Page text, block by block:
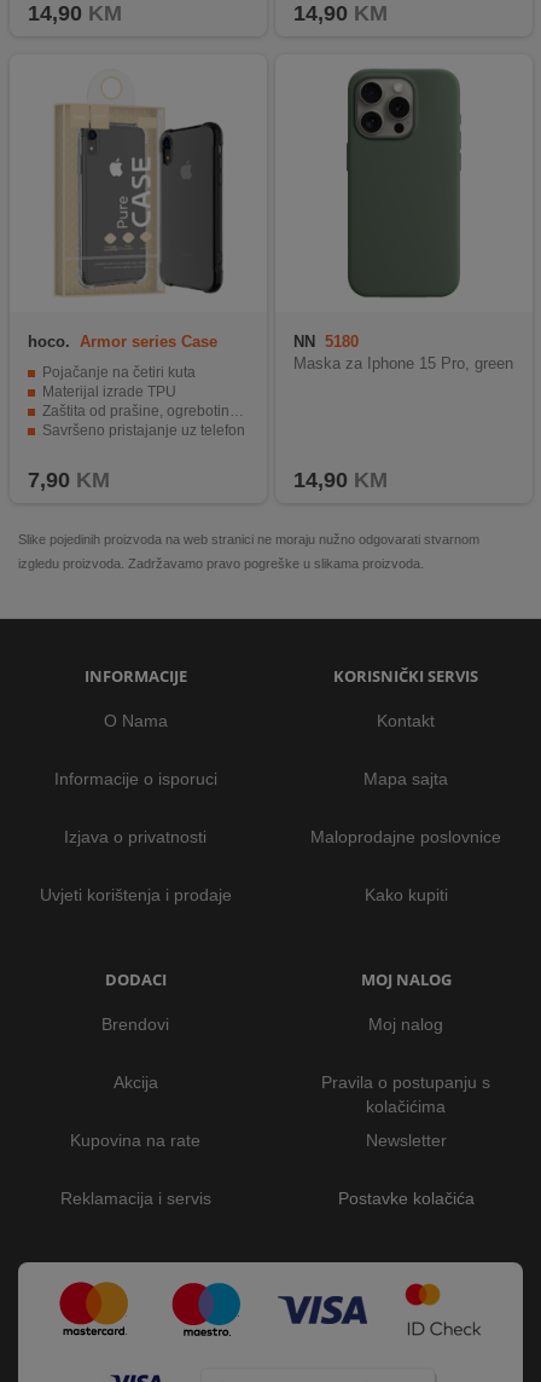
14,90 KM 14,90 KM
hoco. Armor series Case
iPhone XR
Pojačanje na četiri kuta
Materijal izrade TPU
Zaštita od prašine, ogrebotina i udara
Savršeno pristajanje uz telefon
7,90 KM
NN
5180
Maska za Iphone 15 Pro, green
14,90 KM
Slike pojedinih proizvoda na web stranici ne moraju nužno odgovarati stvarnom
izgledu proizvoda. Zadržavamo pravo pogreške u slikama proizvoda.
INFORMACIJE
O Nama
Informacije o isporuci
Izjava o privatnosti
Uvjeti korištenja i prodaje
KORISNIČKI SERVIS
Kontakt
Mapa sajta
Maloprodajne poslovnice
Kako kupiti
DODACI
Brendovi
Akcija
Kupovina na rate
Reklamacija i servis
MOJ NALOG
Moj nalog
Pravila o postupanju s
kolačićima
Newsletter
Postavke kolačića